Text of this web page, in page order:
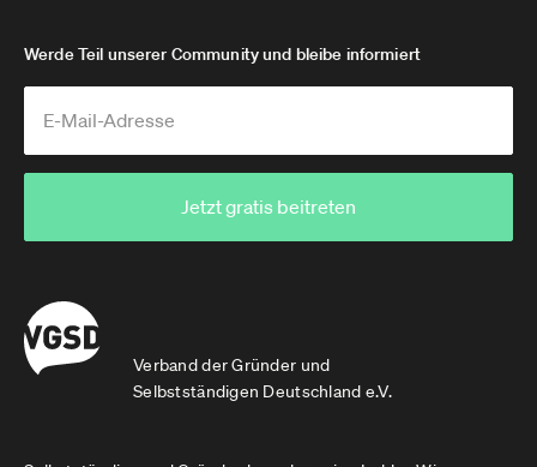
Verband der Gründer und
Selbstständigen Deutschland e.V.
Werde Teil unserer Community und bleibe informiert
Jetzt gratis beitreten